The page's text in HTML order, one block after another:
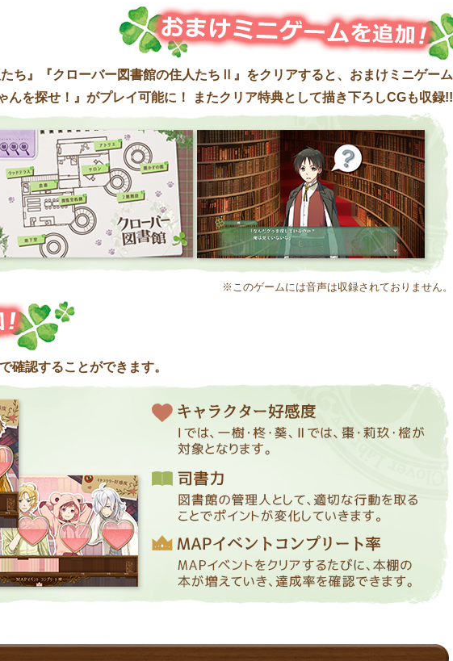
たち』『クローバー図書館の住人たちⅡ』をクリアすると、おまけミニゲーム
んを探せ！』がプレイ可能に！ またクリア特典として描き下ろしCGも収録!!
※このゲームには音声は収録されておりません。
確認することができます。